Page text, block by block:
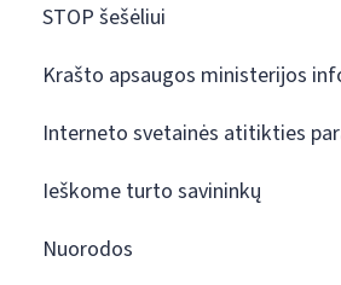
STOP šešėliui
Krašto apsaugos ministerijos
Interneto svetainės atitikties
Ieškome turto savininkų
Nuorodos